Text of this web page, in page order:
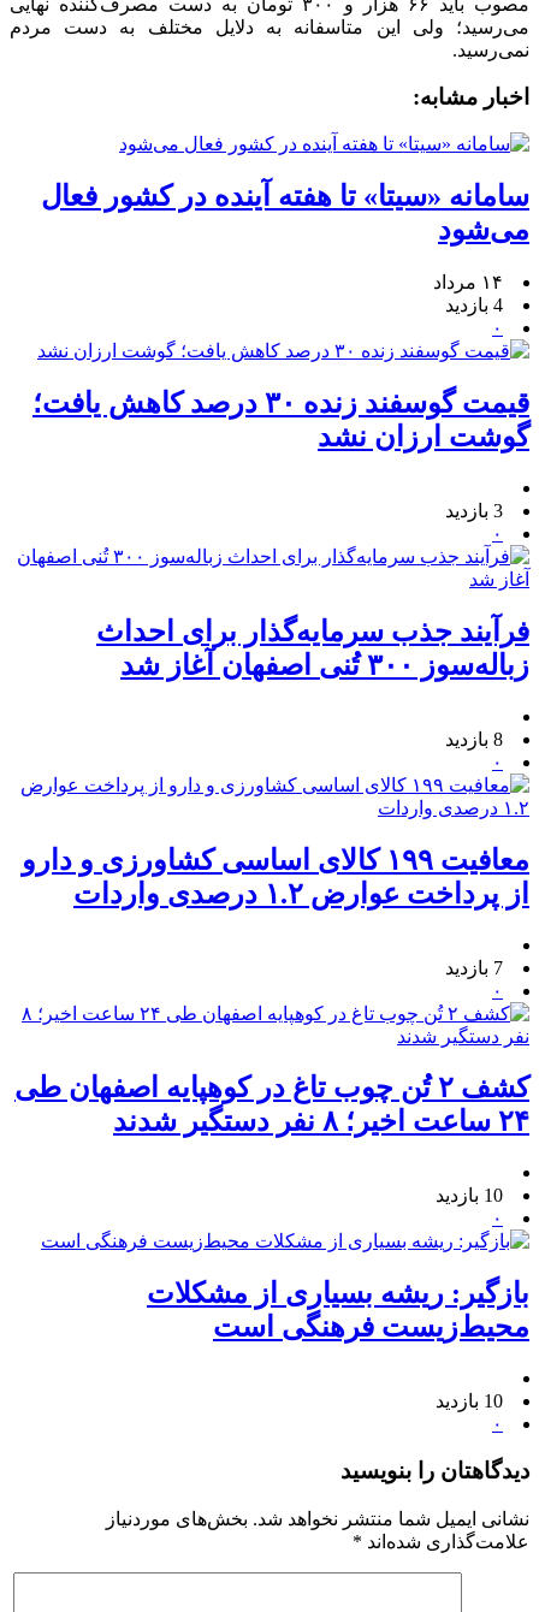
می‌رسید؛ ولی این متاسفانه به دلایل مختلف به دست مردم
نمی‌رسید.
اخبار مشابه:
سامانه «سیتا» تا هفته آینده در کشور فعال
می‌شود
۱۴ مرداد
4 بازدید
۰
قیمت گوسفند زنده ۳۰ درصد کاهش یافت؛
گوشت ارزان نشد
3 بازدید
۰
فرآیند جذب سرمایه‌گذار برای احداث
زباله‌سوز ۳۰۰ تُنی اصفهان آغاز شد
8 بازدید
۰
معافیت ۱۹۹ کالای اساسی کشاورزی و دارو
از پرداخت عوارض ۱.۲ درصدی واردات
7 بازدید
۰
کشف ۲ تُن چوب تاغ در کوهپایه اصفهان طی
۲۴ ساعت اخیر؛ ۸ نفر دستگیر شدند
10 بازدید
۰
بازگیر: ریشه بسیاری از مشکلات
محیط‌زیست فرهنگی است
10 بازدید
۰
دیدگاهتان را بنویسید
نشانی ایمیل شما منتشر نخواهد شد. بخش‌های موردنیاز
علامت‌گذاری شده‌اند *